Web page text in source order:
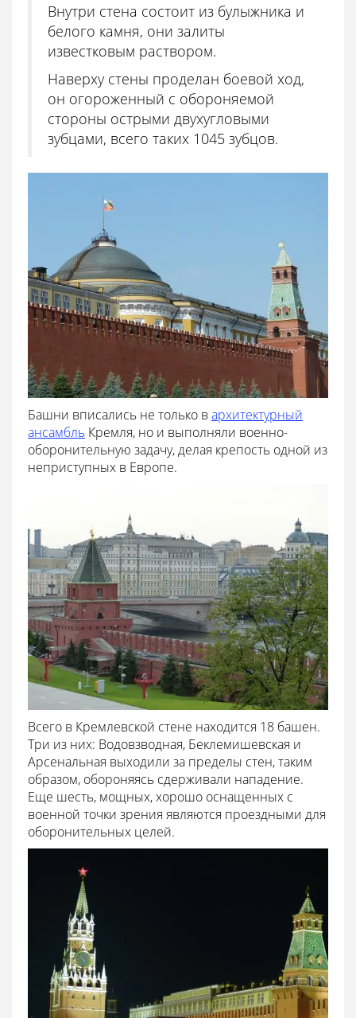
Внутри стена состоит из булыжника и
белого камня, они залиты
известковым раствором.
Наверху стены проделан боевой ход,
он огороженный с обороняемой
стороны острыми двухугловыми
зубцами, всего таких 1045 зубцов.
Башни вписались не только вархитектурный
ансамбль Кремля, но и выполняли военно-
оборонительную задачу, делая крепость одной из
неприступных в Европе.
Всего в Кремлевской стене находится 18 башен.
Три из них: Водовзводная, Беклемишевская и
Арсенальная выходили за пределы стен, таким
образом, обороняясь сдерживали нападение.
Еще шесть, мощных, хорошо оснащенных с
военной точки зрения являются проездными для
оборонительных целей.